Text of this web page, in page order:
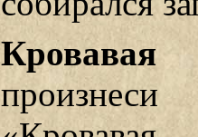
произнеси